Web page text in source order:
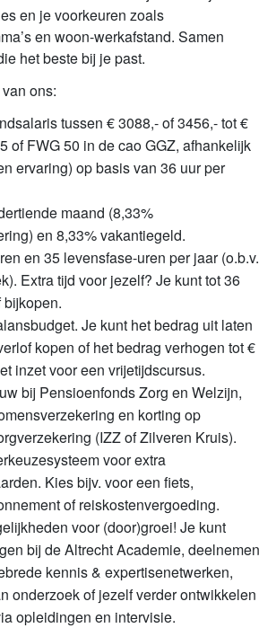
en je voorkeuren zoals
en woon-werkafstand. Samen
het beste bij je past.
ons:
tussen € 3088,- of 3456,- tot €
of FWG 50 in de cao GGZ, afhankelijk
ervaring) op basis van 36 uur per
maand (8,33%
en 8,33% vakantiegeld.
en 35 levensfase-uren per jaar (o.b.v.
Extra tijd voor jezelf? Je kunt tot 36
bijkopen.
Je kunt het bedrag uit laten
kopen of het bedrag verhogen tot €
inzet voor een vrijetijdscursus.
bij Pensioenfonds Zorg en Welzijn,
en korting op
(IZZ of Zilveren Kruis).
voor extra
Kies bijv. voor een fiets,
of reiskostenvergoeding.
voor (door)groei! Je kunt
bij de Altrecht Academie, deelnemen
kennis & expertisenetwerken,
onderzoek of jezelf verder ontwikkelen
opleidingen en intervisie.